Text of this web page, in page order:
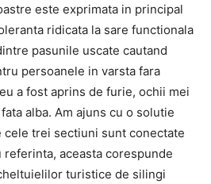
este exprimata in principal
ridicata la sare functionala
pasunile uscate cautand
persoanele in varsta fara
a fost aprins de furie, ochii mei
alba. Am ajuns cu o solutie
cele trei sectiuni sunt conectate
referinta, aceasta corespunde
turistice de silingi